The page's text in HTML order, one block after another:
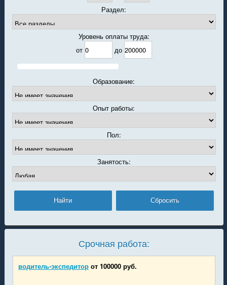
Раздел:
Уровень оплаты труда:
от
до
Образование:
Опыт работы:
Пол:
Занятость:
Срочная работа:
водитель-экспедитор от 100000 руб.